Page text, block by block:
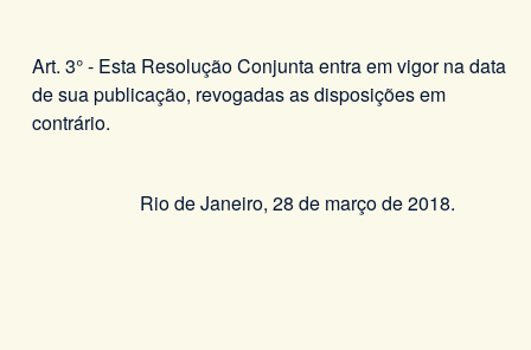
Art. 3° - Esta Resolução Conjunta entra em vigor na data
de sua publicação, revogadas as disposições em
contrário.
Rio de Janeiro, 28 de março de 2018.